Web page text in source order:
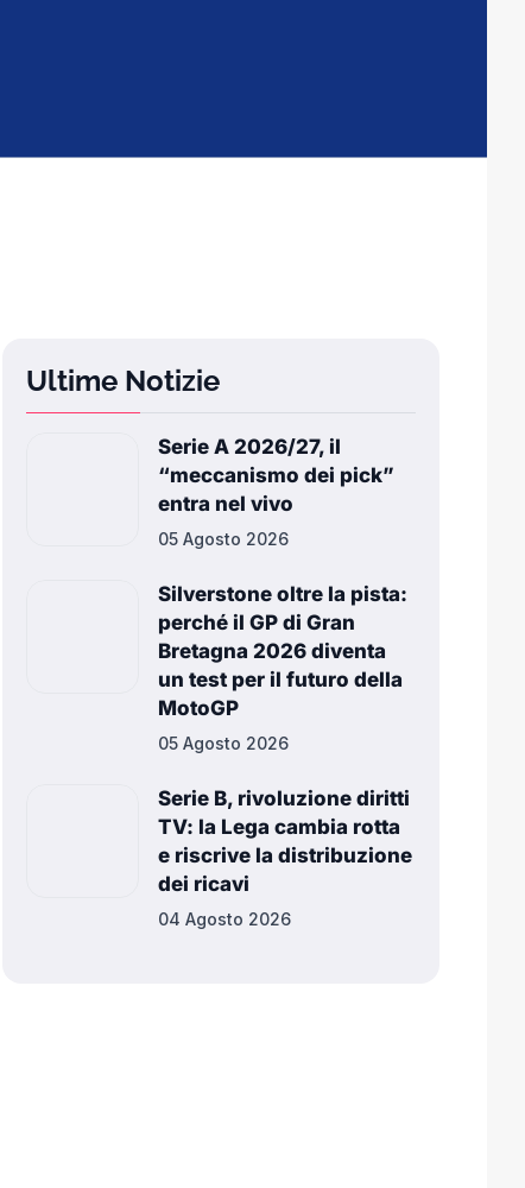
Ultime Notizie
Serie A 2026/27, il
“meccanismo dei pick”
entra nel vivo
05 Agosto 2026
Silverstone oltre la pista:
perché il GP di Gran
Bretagna 2026 diventa
un test per il futuro della
MotoGP
05 Agosto 2026
Serie B, rivoluzione diritti
TV: la Lega cambia rotta
e riscrive la distribuzione
dei ricavi
04 Agosto 2026